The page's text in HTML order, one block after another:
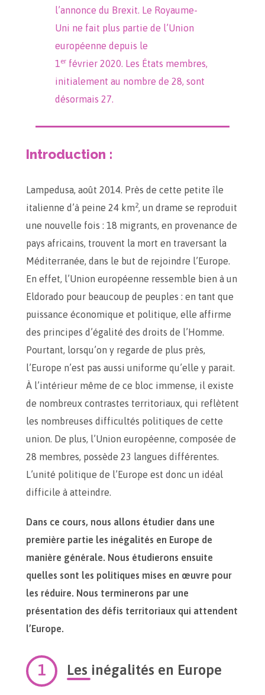
l’annonce du Brexit. Le Royaume-
Uni ne fait plus partie de l’Union
européenne depuis le
1erfévrier 2020. Les États membres,
initialement au nombre de 28, sont
désormais 27.
Introduction :
Lampedusa, août 2014. Près de cette petite île
italienne d’à peine 24 km2, un drame se reproduit
une nouvelle fois : 18 migrants, en provenance de
pays africains, trouvent la mort en traversant la
Méditerranée, dans le but de rejoindre l’Europe.
En effet, l’Union européenne ressemble bien à un
Eldorado pour beaucoup de peuples : en tant que
puissance économique et politique, elle affirme
des principes d’égalité des droits de l’Homme.
Pourtant, lorsqu’on y regarde de plus près,
l’Europe n’est pas aussi uniforme qu’elle y parait.
À l’intérieur même de ce bloc immense, il existe
de nombreux contrastes territoriaux, qui reflètent
les nombreuses difficultés politiques de cette
union. De plus, l’Union européenne, composée de
28 membres, possède 23 langues différentes.
L’unité politique de l’Europe est donc un idéal
difficile à atteindre.
Dans ce cours, nous allons étudier dans une
première partie les inégalités en Europe de
manière générale. Nous étudierons ensuite
quelles sont les politiques mises en œuvre pour
les réduire. Nous terminerons par une
présentation des défis territoriaux qui attendent
l’Europe.
Les inégalités en Europe